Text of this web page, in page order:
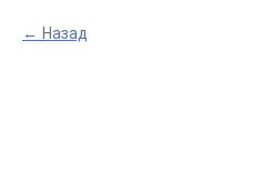
Назад